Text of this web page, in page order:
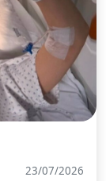
23/07/2026